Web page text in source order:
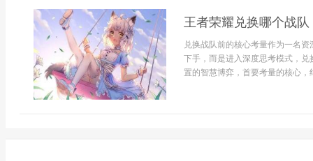
王者荣耀兑换哪个战
兑换战队前的核心考量作为一名
下手，而是进入深度思考模式，
置的智慧博弈，首要考量的核心